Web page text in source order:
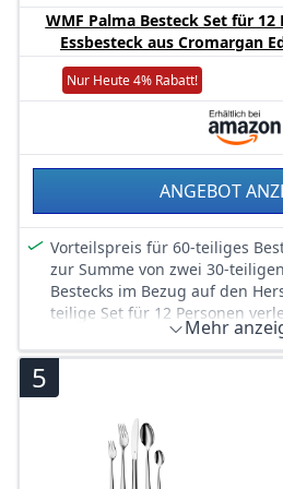
langanhaltende Schärfe
Das Besteckset wird in einer
Besteckkassette geliefert. Die
Geschenkkarton ist bei allen
geführt (Modell Atria poliert)
WMF Palma Besteck Set für 12
Essbesteck aus Cromargan
rostfrei, Monobloc-
spülmaschinenfest, inklusive
Nur Heute 4% Rabatt!
ANGEBOT
Vorteilspreis für 60-teiliges
zur Summe von zwei 30-
Bestecks im Bezug auf den
teilige Set für 12 Personen
Inhalt: Besteck-Set für 12
Kaffeelöffel
Premium-Komfort: Mit einer
ergonomischer Haptik liegt
Hand und hebt jede Mahlzeit
Mehr
5